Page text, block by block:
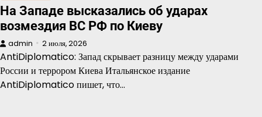
На Западе высказались об ударах
возмездия ВС РФ по Киеву
admin 2 июля, 2026
AntiDiplomatico: Запад скрывает разницу между ударами
России и террором Киева Итальянское издание
AntiDiplomatico пишет, что…